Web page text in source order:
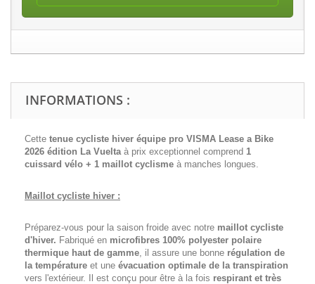
INFORMATIONS :
Cette tenue cycliste hiver équipe pro VISMA Lease a Bike
2026 édition La Vuelta à prix exceptionnel comprend 1
cuissard vélo + 1 maillot cyclisme à manches longues.
Maillot cycliste hiver :
Préparez-vous pour la saison froide avec notre maillot cycliste
d'hiver. Fabriqué en microfibres 100% polyester polaire
thermique haut de gamme, il assure une bonne régulation de
la température et une évacuation optimale de la transpiration
vers l'extérieur. Il est conçu pour être à la fois respirant et très